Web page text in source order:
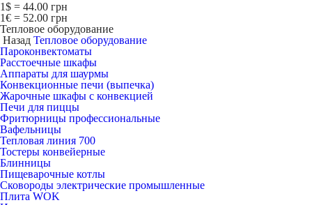
1$ = 44.00 грн
1€ = 52.00 грн
Тепловое оборудование
Назад Тепловое оборудование
Пароконвектоматы
Расcтоечные шкафы
Аппараты для шаурмы
Конвекционные печи (выпечка)
Жарочные шкафы с конвекцией
Печи для пиццы
Фритюрницы профессиональные
Вафельницы
Тепловая линия 700
Тостеры конвейерные
Блинницы
Пищеварочные котлы
Сковороды электрические промышленные
Плита WOK